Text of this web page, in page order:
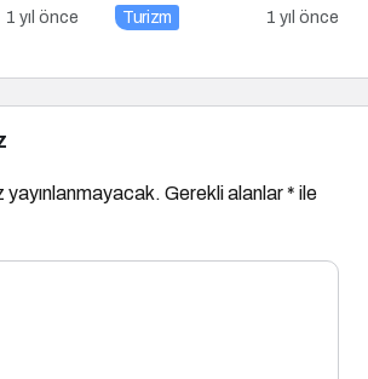
1 yıl önce
Çevresi
Turizm 1 yıl önce
Gerekli alanlar* ile